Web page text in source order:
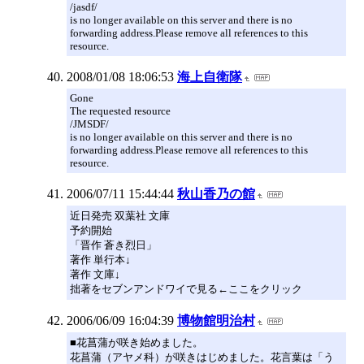
/jasdf/
is no longer available on this server and there is no
forwarding address.Please remove all references to this
resource.
2008/01/08 18:06:53 海上自衛隊
Gone
The requested resource
/JMSDF/
is no longer available on this server and there is no
forwarding address.Please remove all references to this
resource.
2006/07/11 15:44:44 秋山香乃の館
近日発売 双葉社 文庫
予約開始
「晋作 蒼き烈日」
著作 単行本↓
著作 文庫↓
拙著をセブンアンドワイで見る←ここをクリック
2006/06/09 16:04:39 博物館明治村
■花菖蒲が咲き始めました。
花菖蒲（アヤメ科）が咲きはじめました。花言葉は「う